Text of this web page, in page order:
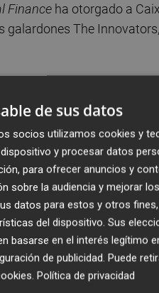
Finance ha otorgado a
The
que destacan por su
futuro, y que, además,
momento durante la
y desarrollo
y con capacidad
Giarraputo, ha
apoyo" a los clientes
de sus datos
socios utilizamos cookies y
y procesar datos
para ofrecer anuncios y
sobre la audiencia y mejorar
datos para estos y otros
del dispositivo. Sus
basarse en el interés legítimo
de publicidad. Puede
. Política de privacidad